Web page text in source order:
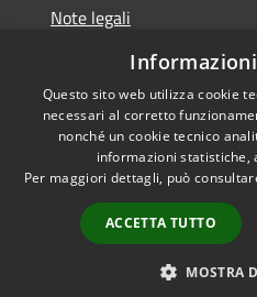
Note legali
Dichiarazione di accessibilità
Accessibilità
Questo sito web utilizza cookie
necessari al corretto
nonché un cookie tecnico
informazioni statistiche,
Per maggiori dettagli, può
ACCETTA TUTTO
MOSTRA